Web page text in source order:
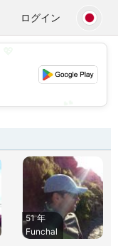
ログイン
51 年
Funchal